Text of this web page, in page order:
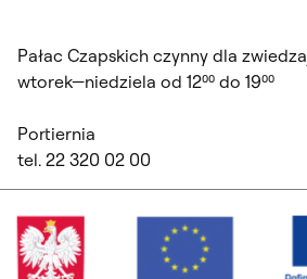
Pałac Czapskich czynny dla
wtorek—niedziela od 12⁰⁰ do 19⁰⁰
Portiernia
tel. 22 320 02 00